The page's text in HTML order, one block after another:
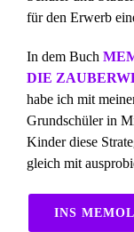
für den Erwerb
In dem Buch
DIE
habe ich mit
Grundschüler in
Kinder diese
gleich mit
INS